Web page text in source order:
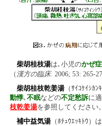
柴胡桂枝湯は､小児のかぜ
（ 漢方の臨床. 2006; 53: 265-
柴胡桂枝乾姜湯（ｻｲｺｹｲｼｶﾝ
動悸､ 不眠などの不定愁訴に
枝乾姜湯を参照してください。
補中益気湯（ﾎﾁｭｳｴｯｷﾄｳ）は